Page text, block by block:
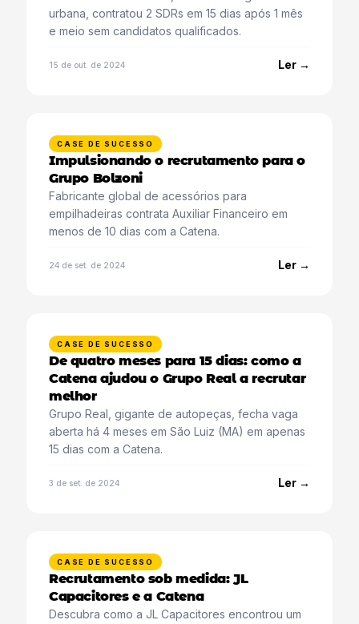
urbana, contratou 2 SDRs em 15 dias após 1 mês
e meio sem candidatos qualificados.
15 de out. de 2024 Ler →
CASE DE SUCESSO
Impulsionando o recrutamento para o
Grupo Bolzoni
Fabricante global de acessórios para
empilhadeiras contrata Auxiliar Financeiro em
menos de 10 dias com a Catena.
24 de set. de 2024 Ler →
CASE DE SUCESSO
De quatro meses para 15 dias: como a
Catena ajudou o Grupo Real a recrutar
melhor
Grupo Real, gigante de autopeças, fecha vaga
aberta há 4 meses em São Luiz (MA) em apenas
15 dias com a Catena.
3 de set. de 2024 Ler →
CASE DE SUCESSO
Recrutamento sob medida: JL
Capacitores e a Catena
Descubra como a JL Capacitores encontrou um